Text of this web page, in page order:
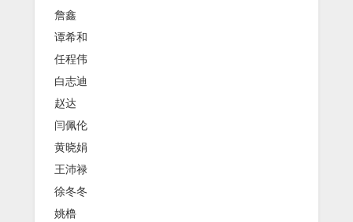
詹鑫
谭希和
任程伟
白志迪
赵达
闫佩伦
黄晓娟
王沛禄
徐冬冬
姚橹